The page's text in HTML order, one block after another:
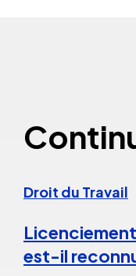
Droit du Travail
est-il